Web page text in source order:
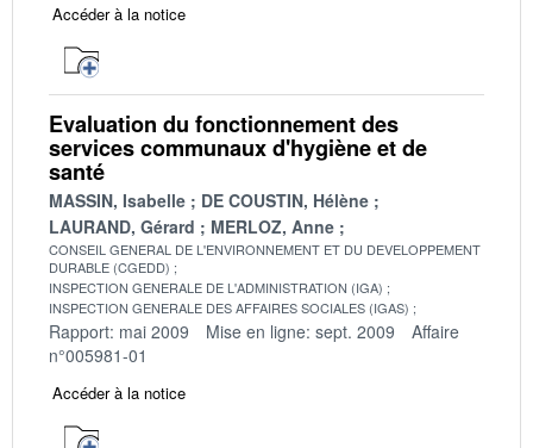
Accéder à la notice
Evaluation du fonctionnement des
services communaux d'hygiène et de
santé
MASSIN, Isabelle
DE COUSTIN, Hélène
LAURAND, Gérard
MERLOZ, Anne
CONSEIL GENERAL DE L'ENVIRONNEMENT ET DU DEVELOPPEMENT
DURABLE (CGEDD)
INSPECTION GENERALE DE L'ADMINISTRATION (IGA)
INSPECTION GENERALE DES AFFAIRES SOCIALES (IGAS)
Rapport: mai 2009 Mise en ligne: sept. 2009
Affaire
n°005981-01
Accéder à la notice